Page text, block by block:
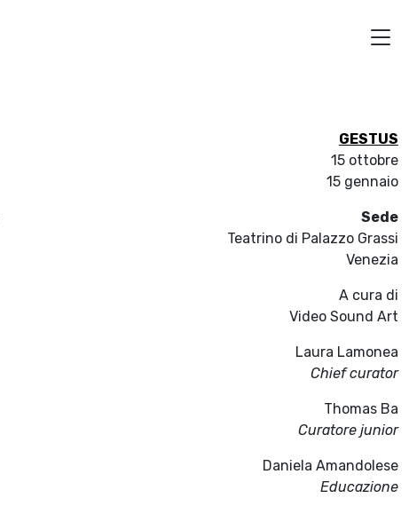
GESTUS
15 ottobre
15 gennaio
Sede
Teatrino di Palazzo Grassi
Venezia
A cura di
Video Sound Art
Laura Lamonea
Chief curator
Thomas Ba
Curatore junior
Daniela Amandolese
Educazione